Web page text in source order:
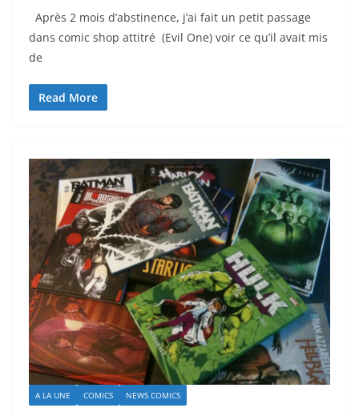
Après 2 mois d’abstinence, j’ai fait un petit passage
dans comic shop attitré (Evil One) voir ce qu’il avait mis
de
Read More
A LA UNE COMICS NEWS COMICS